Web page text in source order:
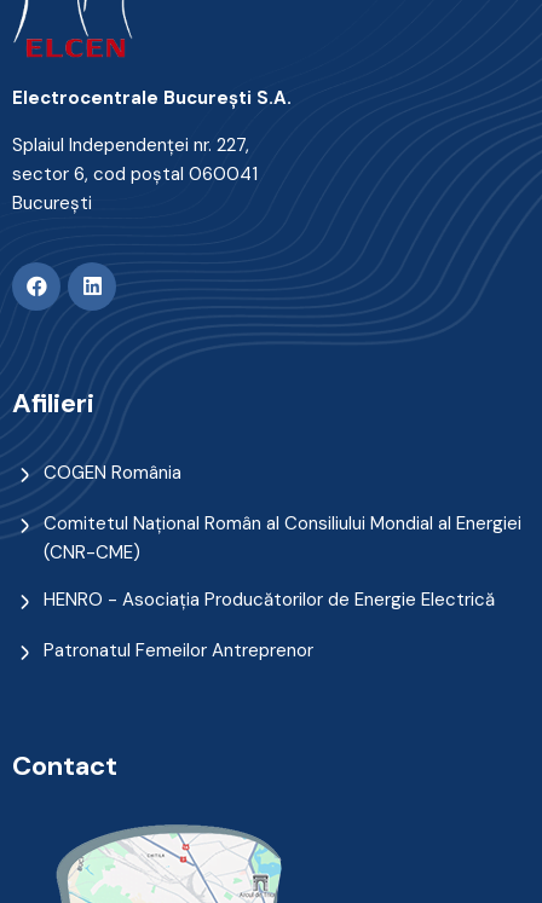
Electrocentrale Bucureşti S.A.
Splaiul Independenţei nr. 227,
sector 6, cod poştal 060041
Bucureşti
Afilieri
COGEN România
Comitetul Naţional Român al Consiliului Mondial al Energiei
(CNR-CME)
HENRO - Asociația Producătorilor de Energie Electrică
Patronatul Femeilor Antreprenor
Contact